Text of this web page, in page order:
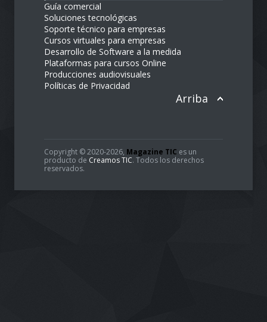
Guía comercial
Soluciones tecnológicas
Soporte técnico para empresas
Cursos virtuales para empresas
Desarrollo de Software a la medida
Plataformas para cursos Online
Producciones audiovisuales
Políticas de Privacidad
Arriba
Copyright © 2020-2026, Magazine TIC es un
producto de Creamos TIC. Todos los derechos
reservados.